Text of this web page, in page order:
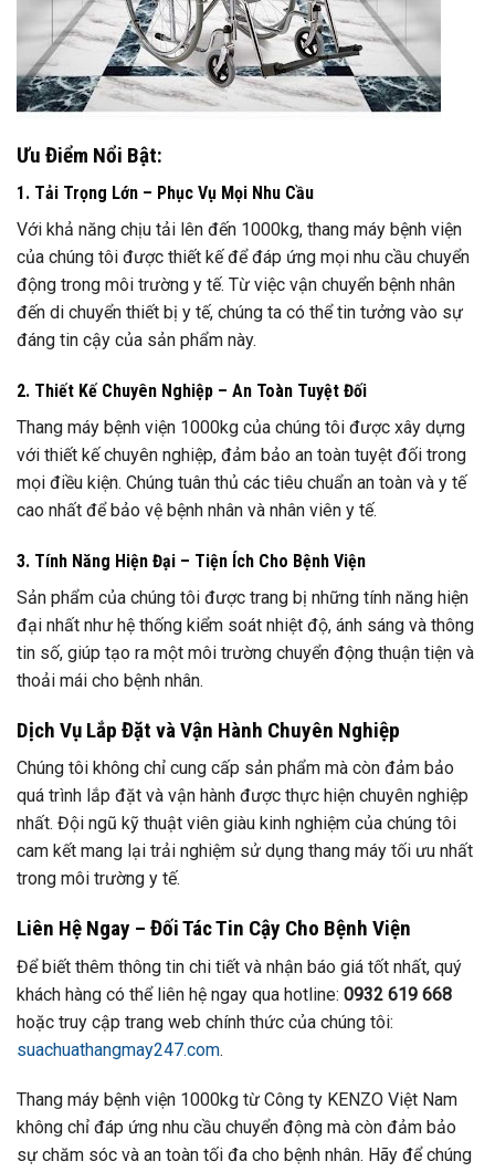
Ưu Điểm Nổi Bật:
1. Tải Trọng Lớn – Phục Vụ Mọi Nhu Cầu
Với khả năng chịu tải lên đến 1000kg, thang máy bệnh viện
của chúng tôi được thiết kế để đáp ứng mọi nhu cầu chuyển
động trong môi trường y tế. Từ việc vận chuyển bệnh nhân
đến di chuyển thiết bị y tế, chúng ta có thể tin tưởng vào sự
đáng tin cậy của sản phẩm này.
2. Thiết Kế Chuyên Nghiệp – An Toàn Tuyệt Đối
Thang máy bệnh viện 1000kg của chúng tôi được xây dựng
với thiết kế chuyên nghiệp, đảm bảo an toàn tuyệt đối trong
mọi điều kiện. Chúng tuân thủ các tiêu chuẩn an toàn và y tế
cao nhất để bảo vệ bệnh nhân và nhân viên y tế.
3. Tính Năng Hiện Đại – Tiện Ích Cho Bệnh Viện
Sản phẩm của chúng tôi được trang bị những tính năng hiện
đại nhất như hệ thống kiểm soát nhiệt độ, ánh sáng và thông
tin số, giúp tạo ra một môi trường chuyển động thuận tiện và
thoải mái cho bệnh nhân.
Dịch Vụ Lắp Đặt và Vận Hành Chuyên Nghiệp
Chúng tôi không chỉ cung cấp sản phẩm mà còn đảm bảo
quá trình lắp đặt và vận hành được thực hiện chuyên nghiệp
nhất. Đội ngũ kỹ thuật viên giàu kinh nghiệm của chúng tôi
cam kết mang lại trải nghiệm sử dụng thang máy tối ưu nhất
trong môi trường y tế.
Liên Hệ Ngay – Đối Tác Tin Cậy Cho Bệnh Viện
Để biết thêm thông tin chi tiết và nhận báo giá tốt nhất, quý
khách hàng có thể liên hệ ngay qua hotline: 0932 619 668
hoặc truy cập trang web chính thức của chúng tôi:
suachuathangmay247.com.
Thang máy bệnh viện 1000kg từ Công ty KENZO Việt Nam
không chỉ đáp ứng nhu cầu chuyển động mà còn đảm bảo
sự chăm sóc và an toàn tối đa cho bệnh nhân. Hãy để chúng